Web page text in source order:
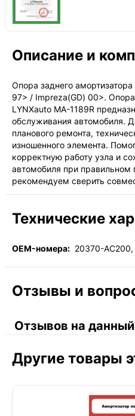
Описание и
Опора заднего амортизатора
97> / Impreza(GD) 00>.
LYNXauto MA-1189R
обслуживания автомобиля.
планового ремонта,
изношенного элемента.
корректную работу узла и
автомобиля при правильном
рекомендуем сверить
Технические
OEM-номера: 20370-
Отзывы и
Отзывов на
Другие товары